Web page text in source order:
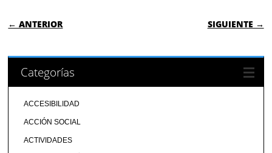
NAVEGACIÓN DE ENTRADAS
← ANTERIOR SIGUIENTE →
Categorías
ACCESIBILIDAD
ACCIÓN SOCIAL
ACTIVIDADES